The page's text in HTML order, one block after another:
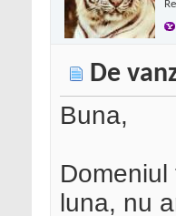
De
Buna,
luna, nu